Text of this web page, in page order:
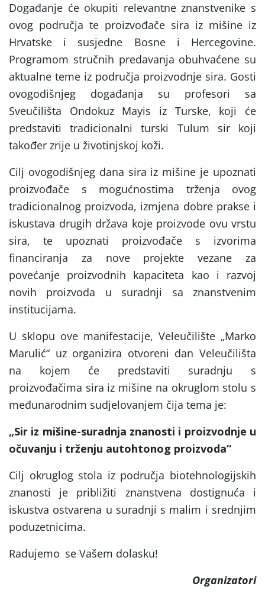
Događanje će okupiti relevantne znanstvenike s
ovog područja te proizvođače sira iz mišine iz
Hrvatske i susjedne Bosne i Hercegovine.
Programom stručnih predavanja obuhvaćene su
aktualne teme iz područja proizvodnje sira. Gosti
ovogodišnjeg događanja su profesori sa
Sveučilišta Ondokuz Mayis iz Turske, koji će
predstaviti tradicionalni turski Tulum sir koji
također zrije u životinjskoj koži.
Cilj ovogodišnjeg dana sira iz mišine je upoznati
proizvođače s mogućnostima trženja ovog
tradicionalnog proizvoda, izmjena dobre prakse i
iskustava drugih država koje proizvode ovu vrstu
sira, te upoznati proizvođače s izvorima
financiranja za nove projekte vezane za
povećanje proizvodnih kapaciteta kao i razvoj
novih proizvoda u suradnji sa znanstvenim
institucijama.
U sklopu ove manifestacije, Veleučilište „Marko
Marulić“ uz organizira otvoreni dan Veleučilišta
na kojem će predstaviti suradnju s
proizvođačima sira iz mišine na okruglom stolu s
međunarodnim sudjelovanjem čija tema je:
„Sir iz mišine-suradnja znanosti i proizvodnje u
očuvanju i trženju autohtonog proizvoda“
Cilj okruglog stola iz područja biotehnologijskih
znanosti je približiti znanstvena dostignuća i
iskustva ostvarena u suradnji s malim i srednjim
poduzetnicima.
Radujemo se Vašem dolasku!
Organizatori